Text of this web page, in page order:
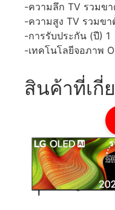
-ความลึก TV รวมข
-ความสูง TV รวมข
-การรับประกัน (ปี) 1
-เทคโนโลยีจอภาพ
สินค้าที่เกี่
ร